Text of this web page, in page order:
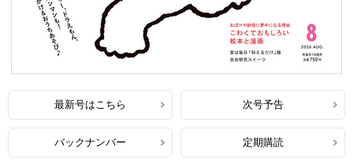
最新号はこちら 次号予告
バックナンバー 定期購読